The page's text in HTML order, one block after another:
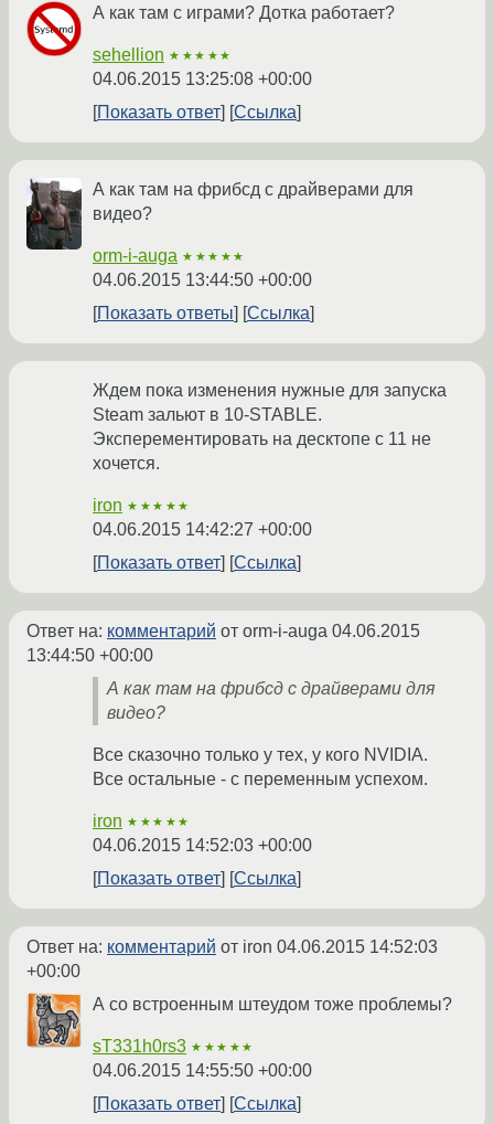
А как там с играми? Дотка работает?
sehellion ★★★★★
04.06.2015 13:25:08 +00:00
Показать ответ
Ссылка
А как там на фрибсд с драйверами для
видео?
orm-i-auga ★★★★★
04.06.2015 13:44:50 +00:00
Показать ответы
Ссылка
Ждем пока изменения нужные для запуска
Steam зальют в 10-STABLE.
Эксперементировать на десктопе с 11 не
хочется.
iron ★★★★★
04.06.2015 14:42:27 +00:00
Показать ответ
Ссылка
Ответ на: комментарий от orm-i-auga 04.06.2015
13:44:50 +00:00
А как там на фрибсд с драйверами для
видео?
Все сказочно только у тех, у кого NVIDIA.
Все остальные - с переменным успехом.
iron ★★★★★
04.06.2015 14:52:03 +00:00
Показать ответ
Ссылка
Ответ на: комментарий от iron 04.06.2015 14:52:03
+00:00
А со встроенным штеудом тоже проблемы?
sT331h0rs3 ★★★★★
04.06.2015 14:55:50 +00:00
Показать ответ
Ссылка